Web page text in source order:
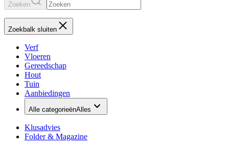
Zoeken
Zoekbalk sluiten
Verf
Vloeren
Gereedschap
Hout
Tuin
Aanbiedingen
Alle categorieënAlles
Klusadvies
Folder & Magazine